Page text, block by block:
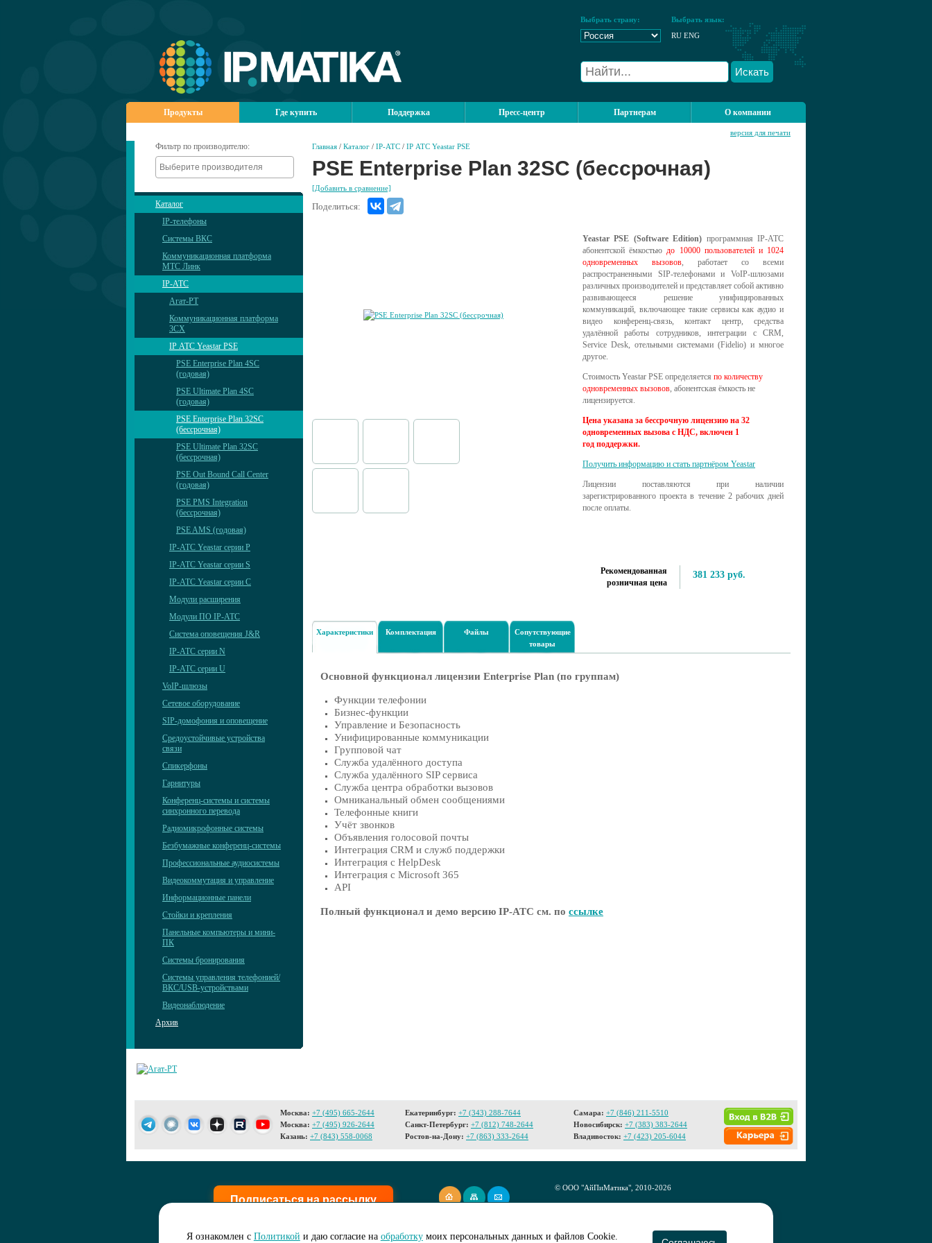
Выбрать страну:
Выбрать язык:
RU ENG
Искать
Продукты Где купить Поддержка Пресс-центр Партнерам О компании
Фильтр по производителю:
Каталог
IP-телефоны
Системы ВКС
Коммуникационная платформа
МТС Линк
IP-АТС
Агат-РТ
Коммуникационная платформа
3CX
IP АТС Yeastar PSE
PSE Enterprise Plan 4SC
(годовая)
PSE Ultimate Plan 4SC
(годовая)
PSE Enterprise Plan 32SC
(бессрочная)
PSE Ultimate Plan 32SC
(бессрочная)
PSE Out Bound Call Center
(годовая)
PSE PMS Integration
(бессрочная)
PSE AMS (годовая)
IP-АТС Yeastar серии P
IP-АТС Yeastar серии S
IP-АТС Yeastar серии C
Модули расширения
Модули ПО IP-АТС
Система оповещения J&R
IP-АТС серии N
IP-АТС серии U
VoIP-шлюзы
Сетевое оборудование
SIP-домофония и оповещение
Средоустойчивые устройства
связи
Спикерфоны
Гарнитуры
Конференц-системы и системы
синхронного перевода
Радиомикрофонные системы
Безбумажные конференц-системы
Профессиональные аудиосистемы
Видеокоммутация и управление
Информационные панели
Стойки и крепления
Панельные компьютеры и мини-
ПК
Системы бронирования
Системы управления телефонией/
ВКС/USB-устройствами
Видеонаблюдение
Архив
Главная / Каталог / IP-АТС / IP АТС Yeastar PSE
версия для печати
PSE Enterprise Plan 32SC (бессрочная)
[Добавить в сравнение]
Поделиться:
Yeastar PSE (Software Edition) программная IP-АТС
абонентской ёмкостьюдо 10000 пользователей и 1024
одновременных вызовов, работает со всеми
распространенными SIP-телефонами и VoIP-шлюзами
различных производителей и представляет собой активно
развивающееся решение унифицированных
коммуникаций, включающее такие сервисы как аудио и
видео конференц-связь, контакт центр, средства
удалённой работы сотрудников, интеграции с CRM,
Service Desk, отельными системами (Fidelio) и многое
другое.
Стоимость Yeastar PSE определяется по количеству
одновременных вызовов, абонентская ёмкость не
лицензируется.
Цена указана за бессрочную лицензию на 32
одновременных вызова с НДС, включен 1
год поддержки.
Получить информацию и стать партнёром Yeastar
Лицензии поставляются при наличии
зарегистрированного проекта в течение 2 рабочих дней
после оплаты.
Рекомендованная
розничная цена
381 233 руб.
Характеристики Комплектация Файлы
Сопутствующие
товары
Основной функционал лицензии Enterprise Plan (по группам)
Функции телефонии
Бизнес-функции
Управление и Безопасность
Унифицированные коммуникации
Групповой чат
Служба удалённого доступа
Служба удалённого SIP сервиса
Служба центра обработки вызовов
Омниканальный обмен сообщениями
Телефонные книги
Учёт звонков
Объявления голосовой почты
Интеграция CRM и служб поддержки
Интеграция с HelpDesk
Интеграция с Microsoft 365
API
Полный функционал и демо версию IP-АТС см. по ссылке
Москва: +7 (495) 665-2644
Москва: +7 (495) 926-2644
Казань: +7 (843) 558-0068
Екатеринбург: +7 (343) 288-7644
Санкт-Петербург: +7 (812) 748-2644
Ростов-на-Дону: +7 (863) 333-2644
Самара: +7 (846) 211-5510
Новосибирск: +7 (383) 383-2644
Владивосток: +7 (423) 205-6044
Подписаться на рассылку
© ООО "АйПиМатика", 2010-2026
Я ознакомлен с Политикой и даю согласие на обработкумоих персональных данных и файлов Cookie.